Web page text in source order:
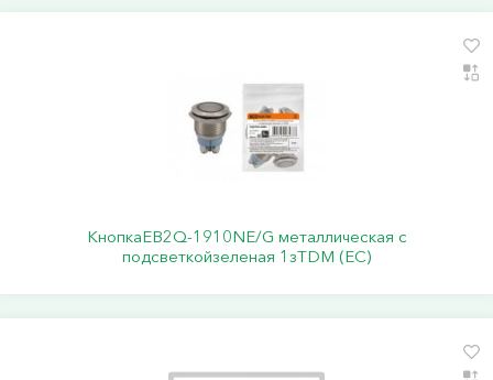
КнопкаEB2Q-1910NE/G металлическая с
подсветкойзеленая 1зTDM (ЕС)